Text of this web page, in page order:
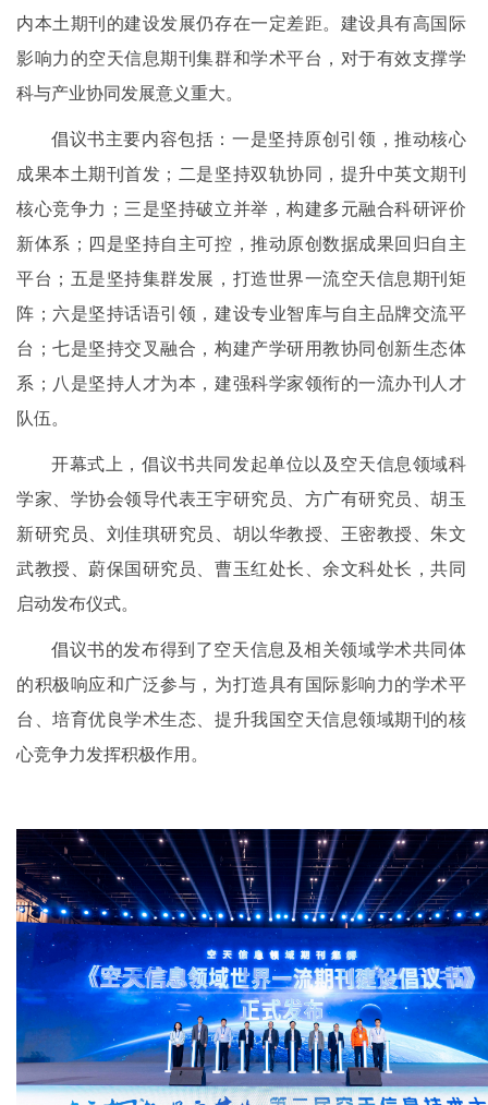
内本土期刊的建设发展仍存在一定差距。建设具有高国际
影响力的空天信息期刊集群和学术平台，对于有效支撑学
科与产业协同发展意义重大。
倡议书主要内容包括：一是坚持原创引领，推动核心
成果本土期刊首发；二是坚持双轨协同，提升中英文期刊
核心竞争力；三是坚持破立并举，构建多元融合科研评价
新体系；四是坚持自主可控，推动原创数据成果回归自主
平台；五是坚持集群发展，打造世界一流空天信息期刊矩
阵；六是坚持话语引领，建设专业智库与自主品牌交流平
台；七是坚持交叉融合，构建产学研用教协同创新生态体
系；八是坚持人才为本，建强科学家领衔的一流办刊人才
队伍。
开幕式上，倡议书共同发起单位以及空天信息领域科
学家、学协会领导代表王宇研究员、方广有研究员、胡玉
新研究员、刘佳琪研究员、胡以华教授、王密教授、朱文
武教授、蔚保国研究员、曹玉红处长、余文科处长，共同
启动发布仪式。
倡议书的发布得到了空天信息及相关领域学术共同体
的积极响应和广泛参与，为打造具有国际影响力的学术平
台、培育优良学术生态、提升我国空天信息领域期刊的核
心竞争力发挥积极作用。